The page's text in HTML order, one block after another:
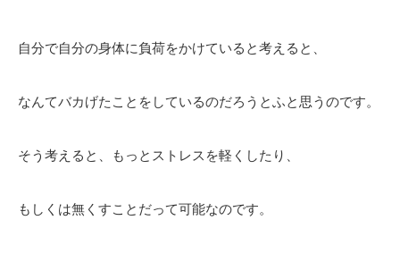
自分で自分の身体に負荷をかけていると考えると、
なんてバカげたことをしているのだろうとふと思うのです。
そう考えると、もっとストレスを軽くしたり、
もしくは無くすことだって可能なのです。